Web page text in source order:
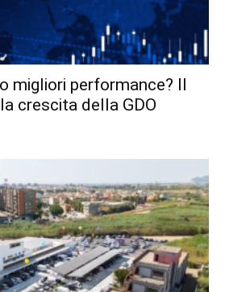
migliori performance? Il
crescita della GDO